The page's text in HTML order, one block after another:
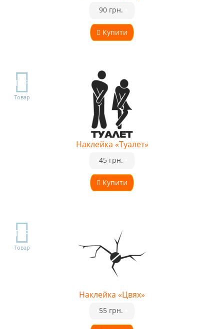
Купити
90 грн.
TOP
Товар
Наклейка «Туалет»
Купити
45 грн.
TOP
Товар
Наклейка «Цвях»
55 грн.